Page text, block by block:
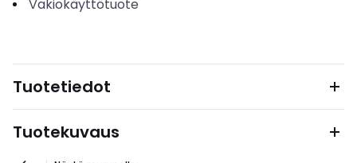
Vakiokäyttötuote
Tuotetiedot
Tuotekuvaus